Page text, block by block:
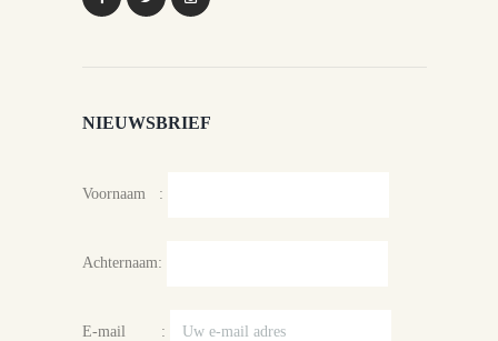
NIEUWSBRIEF
Voornaam :
Achternaam:
E-mail :